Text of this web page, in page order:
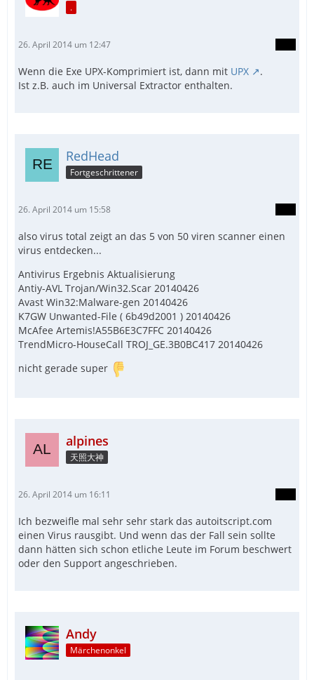
.
26. April 2014 um 12:47
Wenn die Exe UPX-Komprimiert ist, dann mit UPX
.
Ist z.B. auch im Universal Extractor enthalten.
RedHead
Fortgeschrittener
26. April 2014 um 15:58
also virus total zeigt an das 5 von 50 viren scanner einen
virus entdecken...
Antivirus Ergebnis Aktualisierung
Antiy-AVL Trojan/Win32.Scar 20140426
Avast Win32:Malware-gen 20140426
K7GW Unwanted-File ( 6b49d2001 ) 20140426
McAfee Artemis!A55B6E3C7FFC 20140426
TrendMicro-HouseCall TROJ_GE.3B0BC417 20140426
nicht gerade super
alpines
天照大神
26. April 2014 um 16:11
Ich bezweifle mal sehr sehr stark das autoitscript.com
einen Virus rausgibt. Und wenn das der Fall sein sollte
dann hätten sich schon etliche Leute im Forum beschwert
oder den Support angeschrieben.
Andy
Märchenonkel